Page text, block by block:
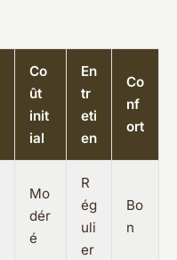
Co
ût
init
ial
En
tr
eti
en
Co
nf
ort
Mo
dér
é
R
ég
uli
er
Bo
n